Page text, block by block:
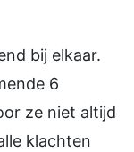
bij elkaar.
6
ze niet altijd
klachten